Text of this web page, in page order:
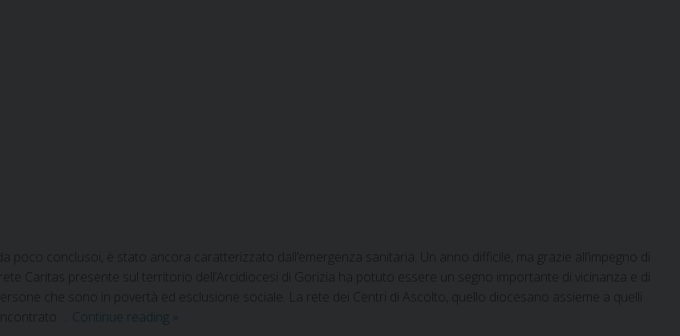
poco conclusoi, è stato ancora caratterizzato dall’emergenza sanitaria. Un anno difficile, ma grazie all’impegno di
rete Caritas presente sul territorio dell’Arcidiocesi di Gorizia ha potuto essere un segno importante di vicinanza e di
che sono in povertà ed esclusione sociale. La rete dei Centri di Ascolto, quello diocesano assieme a quelli
… Continue reading »